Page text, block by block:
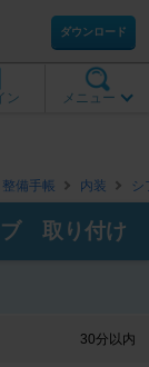
ダウンロード
メニュー
ン
整備手帳 内装 シ
ブ 取り付け
30分以内